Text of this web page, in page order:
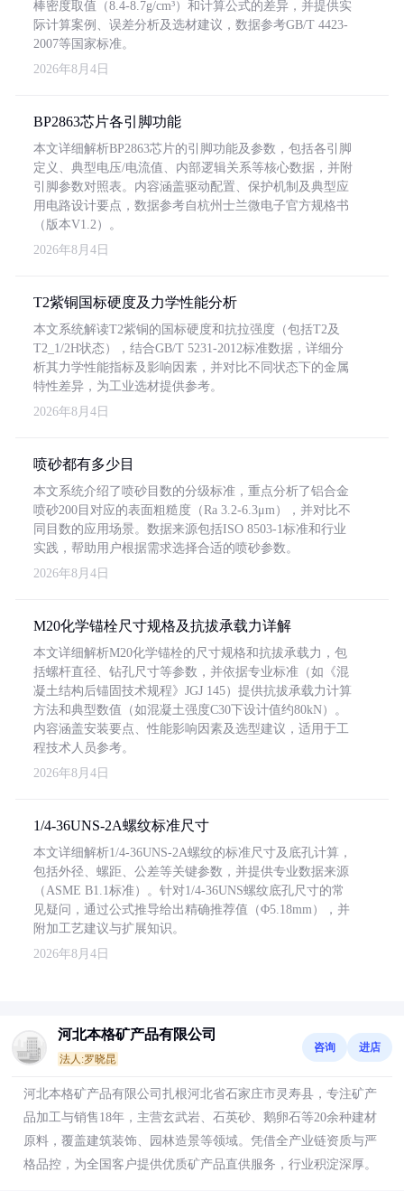
棒密度取值（8.4-8.7g/cm³）和计算公式的差异，并提供实
际计算案例、误差分析及选材建议，数据参考GB/T 4423-
2007等国家标准。
2026年8月4日
BP2863芯片各引脚功能
本文详细解析BP2863芯片的引脚功能及参数，包括各引脚
定义、典型电压/电流值、内部逻辑关系等核心数据，并附
引脚参数对照表。内容涵盖驱动配置、保护机制及典型应
用电路设计要点，数据参考自杭州士兰微电子官方规格书
（版本V1.2）。
2026年8月4日
T2紫铜国标硬度及力学性能分析
本文系统解读T2紫铜的国标硬度和抗拉强度（包括T2及
T2_1/2H状态），结合GB/T 5231-2012标准数据，详细分
析其力学性能指标及影响因素，并对比不同状态下的金属
特性差异，为工业选材提供参考。
2026年8月4日
喷砂都有多少目
本文系统介绍了喷砂目数的分级标准，重点分析了铝合金
喷砂200目对应的表面粗糙度（Ra 3.2-6.3μm），并对比不
同目数的应用场景。数据来源包括ISO 8503-1标准和行业
实践，帮助用户根据需求选择合适的喷砂参数。
2026年8月4日
M20化学锚栓尺寸规格及抗拔承载力详解
本文详细解析M20化学锚栓的尺寸规格和抗拔承载力，包
括螺杆直径、钻孔尺寸等参数，并依据专业标准（如《混
凝土结构后锚固技术规程》JGJ 145）提供抗拔承载力计算
方法和典型数值（如混凝土强度C30下设计值约80kN）。
内容涵盖安装要点、性能影响因素及选型建议，适用于工
程技术人员参考。
2026年8月4日
1/4-36UNS-2A螺纹标准尺寸
本文详细解析1/4-36UNS-2A螺纹的标准尺寸及底孔计算，
包括外径、螺距、公差等关键参数，并提供专业数据来源
（ASME B1.1标准）。针对1/4-36UNS螺纹底孔尺寸的常
见疑问，通过公式推导给出精确推荐值（Φ5.18mm），并
附加工艺建议与扩展知识。
2026年8月4日
河北本格矿产品有限公司
法人:罗晓昆
咨询 进店
河北本格矿产品有限公司扎根河北省石家庄市灵寿县，专注矿产
品加工与销售18年，主营玄武岩、石英砂、鹅卵石等20余种建材
原料，覆盖建筑装饰、园林造景等领域。凭借全产业链资质与严
格品控，为全国客户提供优质矿产品直供服务，行业积淀深厚。